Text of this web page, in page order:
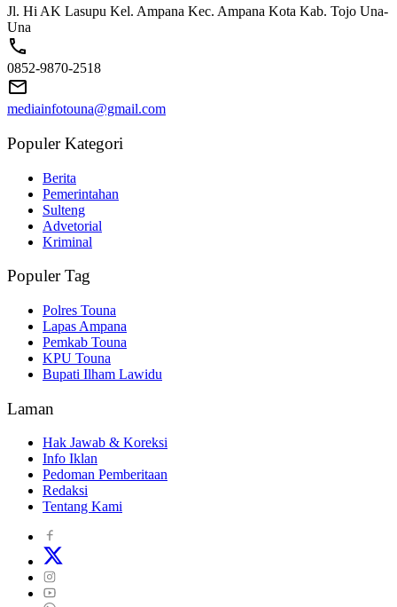
Jl. Hi AK Lasupu Kel. Ampana Kec. Ampana Kota Kab. Tojo Una-
Una
0852-9870-2518
mediainfotouna@gmail.com
Populer Kategori
Berita
Pemerintahan
Sulteng
Advetorial
Kriminal
Populer Tag
Polres Touna
Lapas Ampana
Pemkab Touna
KPU Touna
Bupati Ilham Lawidu
Laman
Hak Jawab & Koreksi
Info Iklan
Pedoman Pemberitaan
Redaksi
Tentang Kami